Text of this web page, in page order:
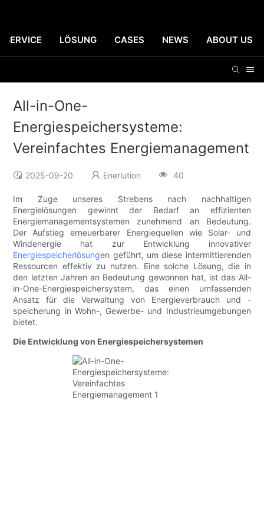
SERVICE LÖSUNG CASES NEWS ABOUT US
All-in-One-
Energiespeichersysteme:
Vereinfachtes Energiemanagement
2025-09-20 Enerlution 40
Im Zuge unseres Strebens nach nachhaltigen
Energielösungen gewinnt der Bedarf an effizienten
Energiemanagementsystemen zunehmend an Bedeutung.
Der Aufstieg erneuerbarer Energiequellen wie Solar- und
Windenergie hat zur Entwicklung innovativer
Energiespeicherlösungen geführt, um diese intermittierenden
Ressourcen effektiv zu nutzen. Eine solche Lösung, die in
den letzten Jahren an Bedeutung gewonnen hat, ist das All-
in-One-Energiespeichersystem, das einen umfassenden
Ansatz für die Verwaltung von Energieverbrauch und -
speicherung in Wohn-, Gewerbe- und Industrieumgebungen
bietet.
Die Entwicklung von Energiespeichersystemen